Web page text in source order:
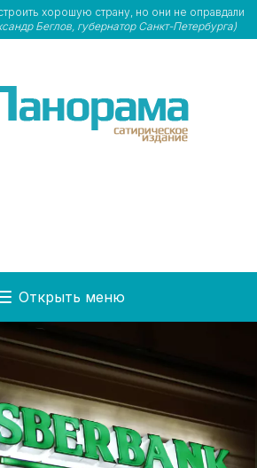
хорошую страну, но они не оправдали
Беглов, губернатор Санкт-Петербурга)
Открыть меню